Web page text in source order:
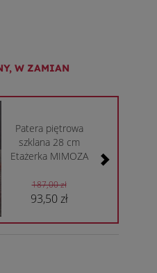
W ZAMIAN
Patera piętrowa
szklana 28 cm
Etażerka MIMOZA
187,00 zł
93,50 zł